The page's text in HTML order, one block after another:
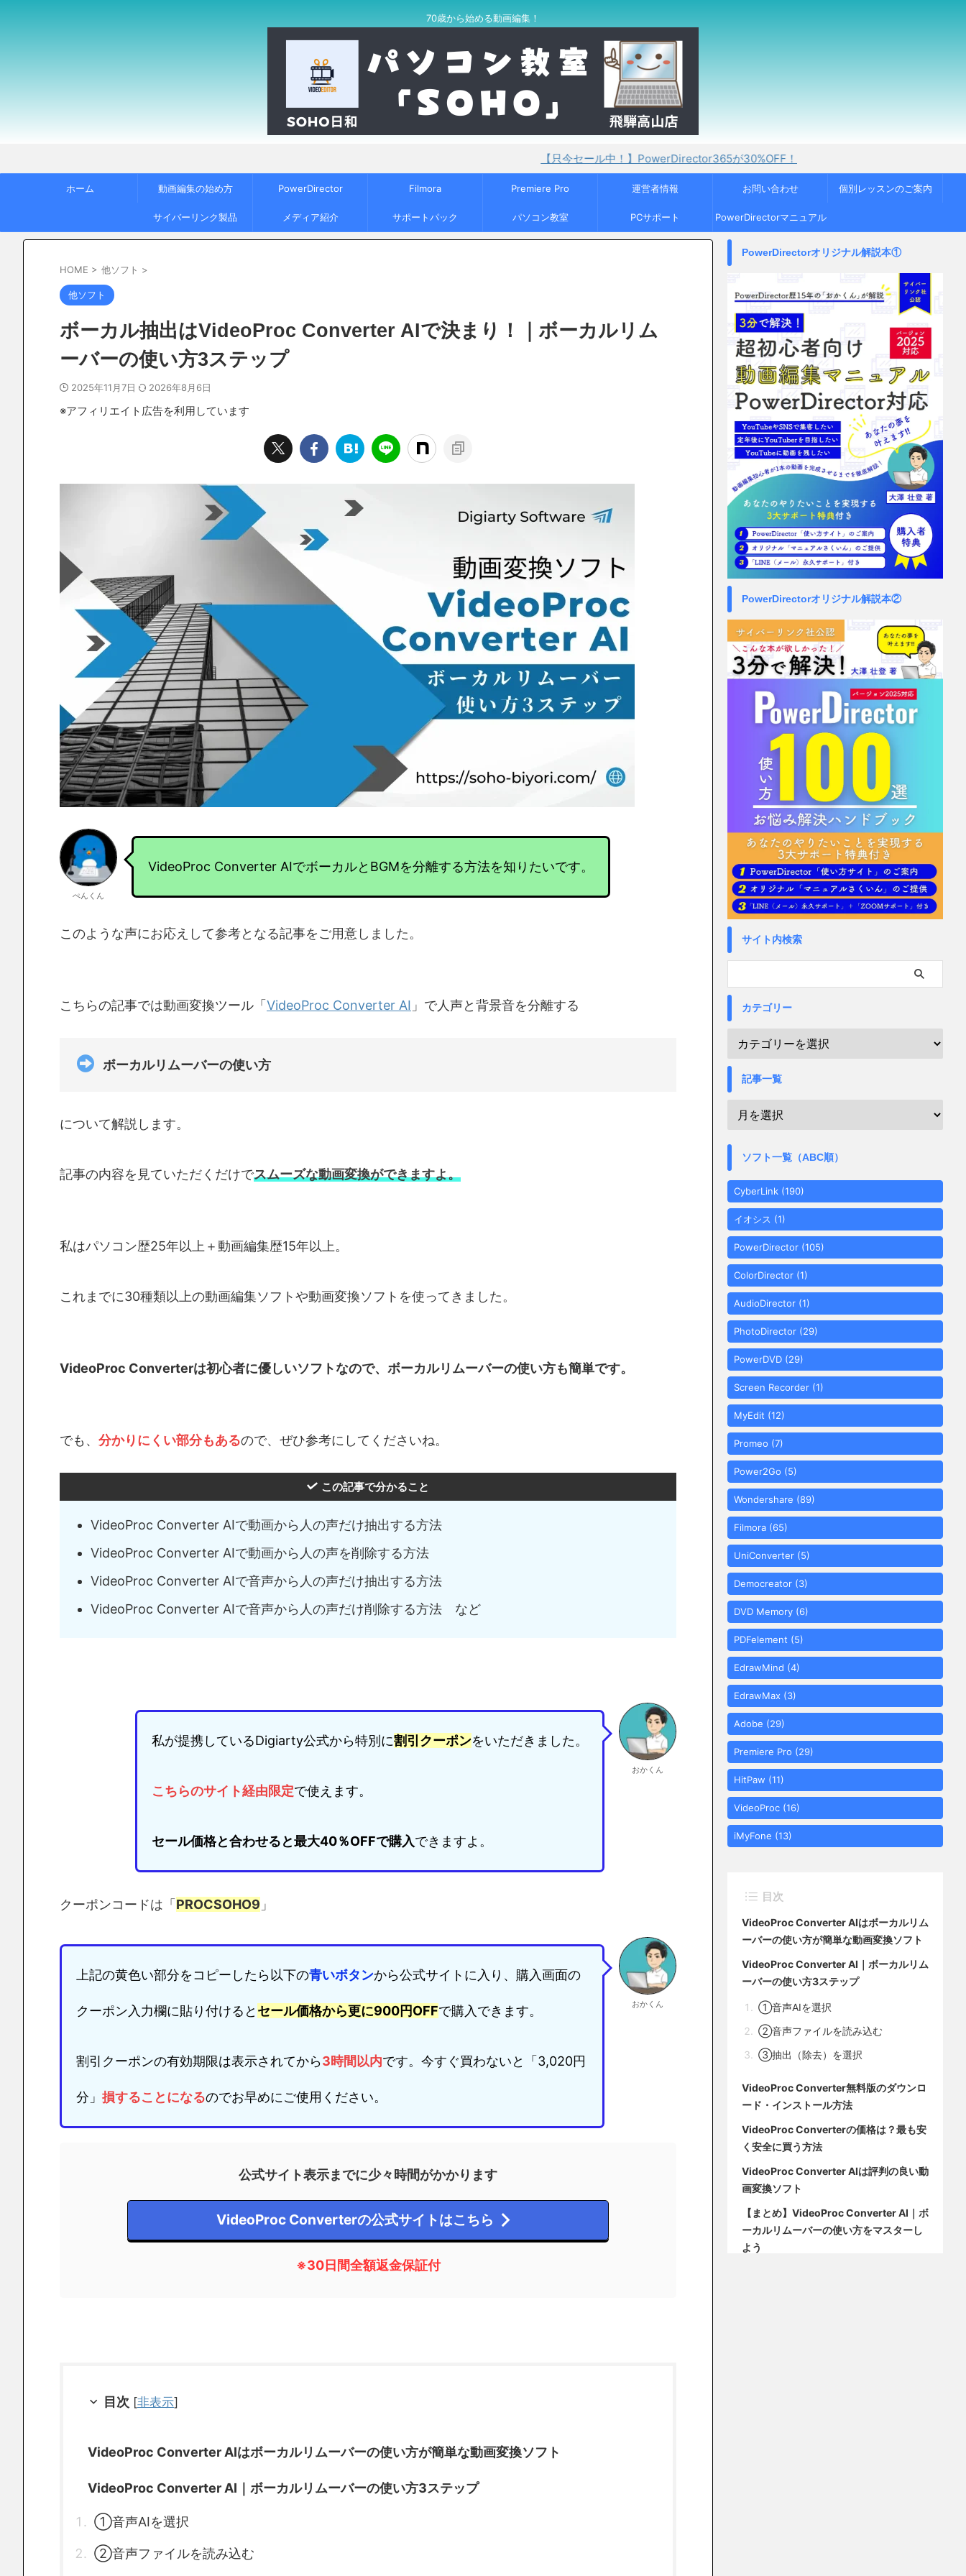
70歳から始める動画編集！
【只今セール中！】PowerDirector365が30%OFF！
ホーム 動画編集の始め方 PowerDirector Filmora Premiere Pro 運営者情報 お問い合わせ 個別レッスンのご案内
サイバーリンク製品 メディア紹介 サポートパック パソコン教室 PCサポート PowerDirectorマニュアル
HOME > 他ソフト >
他ソフト
ボーカル抽出はVideoProc Converter AIで決まり！｜ボーカルリム
ーバーの使い方3ステップ
2025年11月7日 2026年8月6日
※アフィリエイト広告を利用しています
ぺんくん
VideoProc Converter AIでボーカルとBGMを分離する方法を知りたいです。
このような声にお応えして参考となる記事をご用意しました。
こちらの記事では動画変換ツール「VideoProc Converter AI 」で人声と背景音を分離する
ボーカルリムーバーの使い方
について解説します。
記事の内容を見ていただくだけでスムーズな動画変換ができますよ。
私はパソコン歴25年以上＋動画編集歴15年以上。
これまでに30種類以上の動画編集ソフトや動画変換ソフトを使ってきました。
VideoProc Converterは初心者に優しいソフトなので、ボーカルリムーバーの使い方も簡単です。
でも、 分かりにくい部分もあるので、ぜひ参考にしてくださいね。
この記事で分かること
VideoProc Converter AIで動画から人の声だけ抽出する方法
VideoProc Converter AIで動画から人の声を削除する方法
VideoProc Converter AIで音声から人の声だけ抽出する方法
VideoProc Converter AIで音声から人の声だけ削除する方法 など
私が提携しているDigiarty公式から特別に割引クーポンをいただきました。
こちらのサイト経由限定で使えます。
セール価格と合わせると最大40％OFFで購入できますよ。
おかくん
クーポンコードは「PROCSOHO9 」
上記の黄色い部分をコピーしたら以下の青いボタンから公式サイトに入り、購入画面の
クーポン入力欄に貼り付けると セール価格から更に900円OFFで購入できます。
割引クーポンの有効期限は表示されてから3時間以内です。今すぐ買わないと「3,020円
分」 損することになるのでお早めにご使用ください。
おかくん
公式サイト表示までに少々時間がかかります
VideoProc Converterの公式サイトはこちら
※30日間全額返金保証付
目次 [非表示]
VideoProc Converter AIはボーカルリムーバーの使い方が簡単な動画変換ソフト
VideoProc Converter AI｜ボーカルリムーバーの使い方3ステップ
①音声AIを選択
②音声ファイルを読み込む
PowerDirectorオリジナル解説本①
PowerDirectorオリジナル解説本②
サイト内検索
カテゴリー
記事一覧
ソフト一覧（ABC順）
CyberLink (190)
イオシス (1)
PowerDirector (105)
ColorDirector (1)
AudioDirector (1)
PhotoDirector (29)
PowerDVD (29)
Screen Recorder (1)
MyEdit (12)
Promeo (7)
Power2Go (5)
Wondershare (89)
Filmora (65)
UniConverter (5)
Democreator (3)
DVD Memory (6)
PDFelement (5)
EdrawMind (4)
EdrawMax (3)
Adobe (29)
Premiere Pro (29)
HitPaw (11)
VideoProc (16)
iMyFone (13)
目次
VideoProc Converter AIはボーカルリム
ーバーの使い方が簡単な動画変換ソフト
VideoProc Converter AI｜ボーカルリム
ーバーの使い方3ステップ
①音声AIを選択
②音声ファイルを読み込む
③抽出（除去）を選択
VideoProc Converter無料版のダウンロ
ード・インストール方法
VideoProc Converterの価格は？最も安
く安全に買う方法
VideoProc Converter AIは評判の良い動
画変換ソフト
【まとめ】VideoProc Converter AI｜ボ
ーカルリムーバーの使い方をマスターし
よう